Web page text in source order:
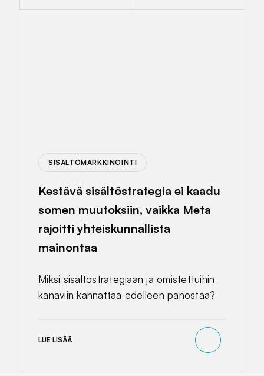
SISÄLTÖMARKKINOINTI
Kestävä sisältöstrategia ei kaadu
somen muutoksiin, vaikka Meta
rajoitti yhteiskunnallista
mainontaa
Miksi sisältöstrategiaan ja omistettuihin
kanaviin kannattaa edelleen panostaa?
LUE LISÄÄ